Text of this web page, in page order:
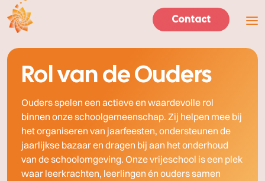
- Home pagina
Contact
Rol van de Ouders
Ouders spelen een actieve en waardevolle rol
binnen onze schoolgemeenschap. Zij helpen mee bij
het organiseren van jaarfeesten, ondersteunen de
jaarlijkse bazaar en dragen bij aan het onderhoud
van de schoolomgeving. Onze vrijeschool is een plek
waar leerkrachten, leerlingen én ouders samen